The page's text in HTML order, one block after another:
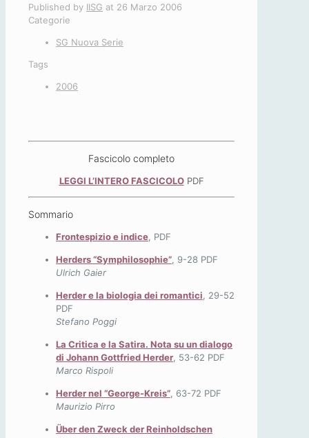
Published by IISG at 26 Marzo 2006
Categorie
SG Nuova Serie
Tags
2006
Fascicolo completo
LEGGI L’INTERO FASCICOLOPDF
Sommario
Frontespizio e indice, PDF
Herders “Symphilosophie”, 9-28 PDF
Ulrich Gaier
Herder e la biologia dei romantici, 29-52
PDF
Stefano Poggi
La Critica e la Satira. Nota su un dialogo
di Johann Gottfried Herder, 53-62 PDF
Marco Rispoli
Herder nel “George-Kreis”, 63-72 PDF
Maurizio Pirro
Über den Zweck der Reinholdschen